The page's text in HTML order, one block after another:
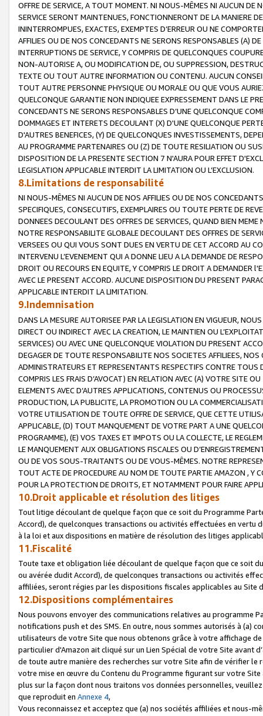
OFFRE DE SERVICE, A TOUT MOMENT. NI NOUS-MÊMES NI AUCUN DE
SERVICE SERONT MAINTENUES, FONCTIONNERONT DE LA MANIERE
ININTERROMPUES, EXACTES, EXEMPTES D’ERREUR OU NE
AFFILIES OU DE NOS CONCEDANTS NE SERONS RESPONSABLES (A)
INTERRUPTIONS DE SERVICE, Y COMPRIS DE QUELCONQUES
NON-AUTORISE A, OU MODIFICATION DE, OU SUPPRESSION,
TEXTE OU TOUT AUTRE INFORMATION OU CONTENU. AUCUN
TOUT AUTRE PERSONNE PHYSIQUE OU MORALE OU QUE VOUS
QUELCONQUE GARANTIE NON INDIQUEE EXPRESSEMENT DANS LE
CONCEDANTS NE SERONS RESPONSABLES D’UNE QUELCONQUE
DOMMAGES ET INTERETS DECOULANT (X) D'UNE QUELCONQUE
D'AUTRES BENEFICES, (Y) DE QUELCONQUES INVESTISSEMENTS,
AU PROGRAMME PARTENAIRES OU (Z) DE TOUTE RESILIATION OU
DISPOSITION DE LA PRESENTE SECTION 7 N'AURA POUR EFFET
LEGISLATION APPLICABLE INTERDIT LA LIMITATION OU L’EXCLUSION.
8.Limitations de responsabilité
NI NOUS-MÊMES NI AUCUN DE NOS AFFILIES OU DE NOS
SPECIFIQUES, CONSECUTIFS, EXEMPLAIRES OU TOUTE PERTE DE
DONNEES DECOULANT DES OFFRES DE SERVICES, QUAND BIEN
NOTRE RESPONSABILITE GLOBALE DECOULANT DES OFFRES DE
VERSEES OU QUI VOUS SONT DUES EN VERTU DE CET ACCORD AU
INTERVENU L’EVENEMENT QUI A DONNE LIEU A LA DEMANDE DE
DROIT OU RECOURS EN EQUITE, Y COMPRIS LE DROIT A DEMANDER
AVEC LE PRESENT ACCORD. AUCUNE DISPOSITION DU PRESENT
APPLICABLE INTERDIT LA LIMITATION.
9.Indemnisation
DANS LA MESURE AUTORISEE PAR LA LEGISLATION EN VIGUEUR,
DIRECT OU INDIRECT AVEC LA CREATION, LE MAINTIEN OU
SERVICES) OU AVEC UNE QUELCONQUE VIOLATION DU PRESENT
DEGAGER DE TOUTE RESPONSABILITE NOS SOCIETES AFFILIEES,
ADMINISTRATEURS ET REPRESENTANTS RESPECTIFS CONTRE
COMPRIS LES FRAIS D’AVOCAT) EN RELATION AVEC (A) VOTRE SITE
ELEMENTS AVEC D’AUTRES APPLICATIONS, CONTENUS OU
PRODUCTION, LA PUBLICITE, LA PROMOTION OU LA
VOTRE UTILISATION DE TOUTE OFFRE DE SERVICE, QUE CETTE
APPLICABLE, (D) TOUT MANQUEMENT DE VOTRE PART A UNE
PROGRAMME), (E) VOS TAXES ET IMPOTS OU LA COLLECTE, LE
LE MANQUEMENT AUX OBLIGATIONS FISCALES OU
OU DE VOS SOUS-TRAITANTS OU DE VOUS-MÊMES. NOTRE
TOUT ACTE DE PROCEDURE AU NOM DE TOUTE PARTIE AMAZON , Y
POUR LA PROTECTION DE DROITS, ET NOTAMMENT POUR FAIRE
10.Droit applicable et résolution des litiges
Tout litige découlant de quelque façon que ce soit du Programme
Accord), de quelconques transactions ou activités effectuées en vertu
à la loi et aux dispositions en matière de résolution des litiges
11.Fiscalité
Toute taxe et obligation liée découlant de quelque façon que ce soit
ou avérée dudit Accord), de quelconques transactions ou activités
affiliées, seront régies par les dispositions fiscales applicables au Site
12.Dispositions complémentaires
Nous pouvons envoyer des communications relatives au programme
notifications push et des SMS. En outre, nous sommes autorisés à
utilisateurs de votre Site que nous obtenons grâce à votre affichage
particulier d'Amazon ait cliqué sur un Lien Spécial de votre Site avant
de toute autre manière des recherches sur votre Site afin de vérifier
votre mise en œuvre du Contenu du Programme figurant sur votre
plus sur la façon dont nous traitons vos données personnelles,
que reproduit en Annexe 4,
Vous reconnaissez et acceptez que (a) nos sociétés affiliées et nous-